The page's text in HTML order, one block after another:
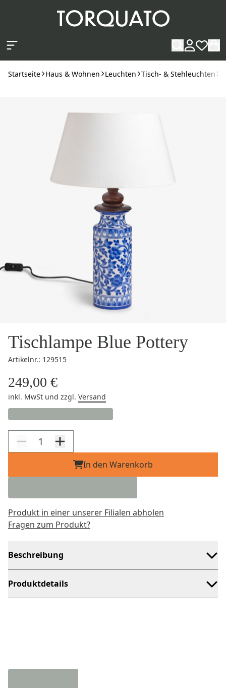
Startseite Haus & Wohnen Leuchten Tisch- & Stehleuchten
Tischlampe Blue Pottery
Artikelnr.: 129515
249,00 €
inkl. MwSt und zzgl. Versand
In den Warenkorb
Produkt in einer unserer Filialen abholen
Fragen zum Produkt?
Beschreibung
Produktdetails